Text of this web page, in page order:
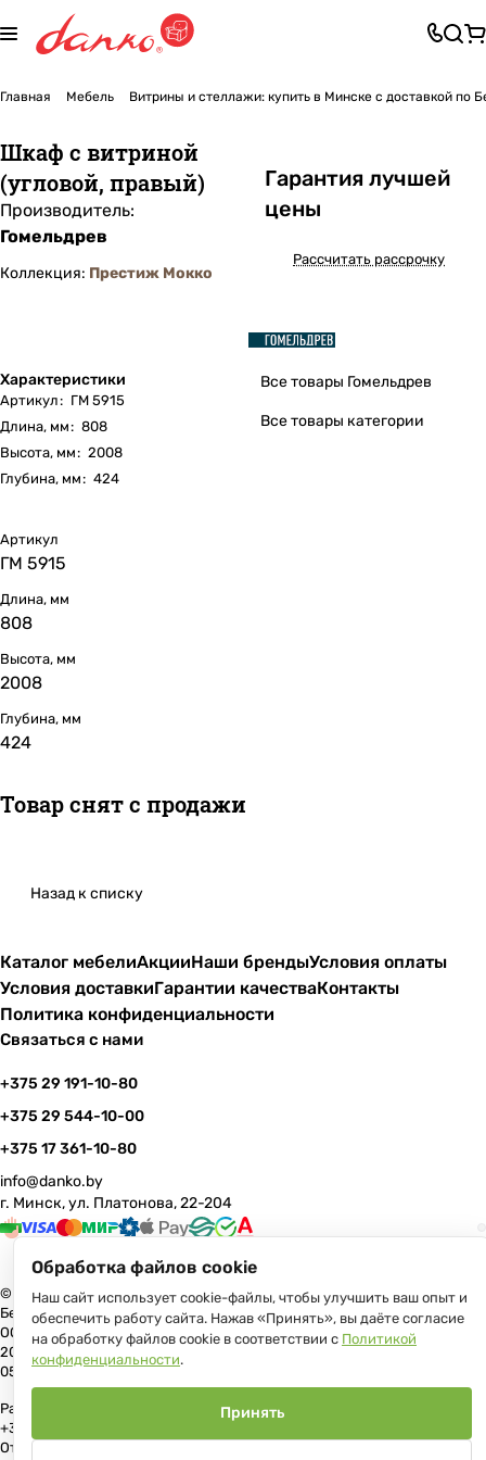
Главная Мебель Витрины и стеллажи: купить в Минске с доставкой по
Шкаф с витриной
(угловой, правый)
Производитель:
Гомельдрев
Коллекция: Престиж Мокко
Характеристики
Артикул: ГМ 5915
Длина, мм: 808
Высота, мм: 2008
Глубина, мм: 424
Гарантия лучшей
цены
Рассчитать рассрочку
Все товары Гомельдрев
Все товары категории
Артикул
ГМ 5915
Длина, мм
808
Высота, мм
2008
Глубина, мм
424
Товар снят с продажи
Назад к списку
Каталог мебелиАкцииНаши брендыУсловия оплаты
Условия доставкиГарантии качестваКонтакты
Политика конфиденциальности
Связаться с нами
+375 29 191-10-80
+375 29 544-10-00
+375 17 361-10-80
info@danko.by
г. Минск, ул. Платонова, 22-204
© 2026 Данко Бай: качественная мебель с оперативной доставкой по
Беларуси
ООО «Гранд Парк», юр.адрес: 220005, Минск, ул. Платонова, 22, пом.
204 В торговом реестре с 17 июля 2013 г. Регистрация №191081534,
05.11.2008, Мингорисполком.
Рассмотрение обращений потребителей, телефон +375 (17) 361-10-80,
+375 (29) 191-10-80, +375 (29) 544-10-00, e-mail: info@danko.by
Отдел торговли и услуг Администрации Первомайского района
Обработка файлов cookie
Наш сайт использует cookie-файлы, чтобы улучшить ваш опыт и
обеспечить работу сайта. Нажав «Принять», вы даёте согласие
на обработку файлов cookie в соответствии с Политикой
конфиденциальности.
Принять